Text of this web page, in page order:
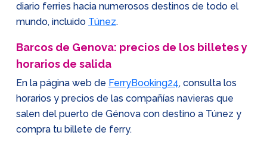
diario ferries hacia numerosos destinos de todo el
mundo, incluido Túnez.
Barcos de Genova: precios de los billetes y
horarios de salida
En la página web de FerryBooking24, consulta los
horarios y precios de las compañías navieras que
salen del puerto de Génova con destino a Túnez y
compra tu billete de ferry.